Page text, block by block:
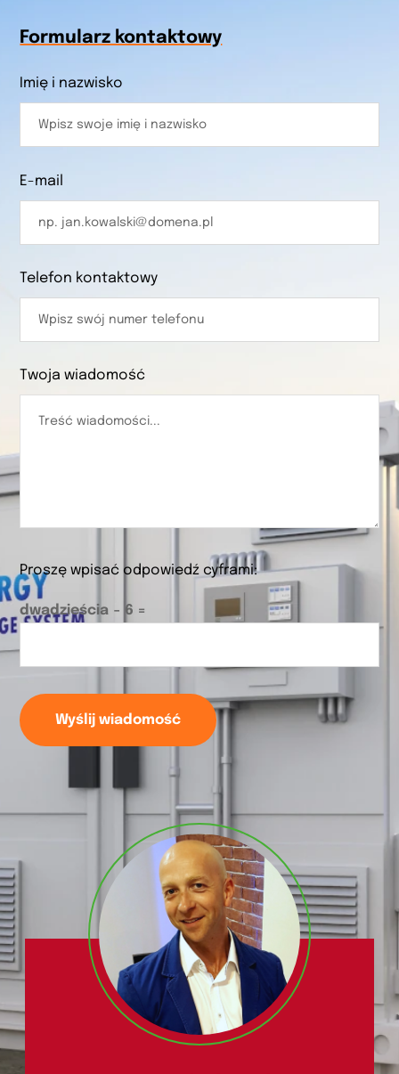
Formularz kontaktowy
Imię i nazwisko
E-mail
Telefon kontaktowy
Twoja wiadomość
Proszę wpisać odpowiedź cyframi:
dwadzieścia − 6 =
Wyślij wiadomość